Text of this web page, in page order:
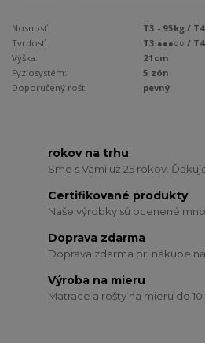
Nosnosť:
T3 - 95kg /
Tvrdosť:
T3 ●●●○○ /
Výška:
21cm
Fyziosystém:
5 zón
Doporučený rošt:
pevný
rokov na trhu
Sme s Vami už 25 rokov.
Certifikované produkty
Naše výrobky sú ocenené
Doprava zdarma
Doprava zdarma pri nákupe
Výroba na mieru
Matrace a rošty na mieru do 10